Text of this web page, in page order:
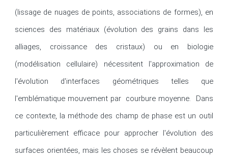
(lissage de nuages de points, associations de formes), en
sciences des matériaux (évolution des grains dans les
alliages, croissance des cristaux) ou en biologie
(modélisation cellulaire) nécessitent l'approximation de
l'évolution d'interfaces géométriques telles que
l'emblématique mouvement par  courbure moyenne.  Dans
ce contexte, la méthode des champ de phase est un outil
particulièrement efficace pour approcher l'évolution des
surfaces orientées, mais les choses se révèlent beaucoup